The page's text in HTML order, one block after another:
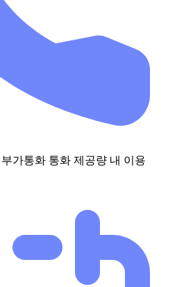
부가통화 통화 제공량 내 이용